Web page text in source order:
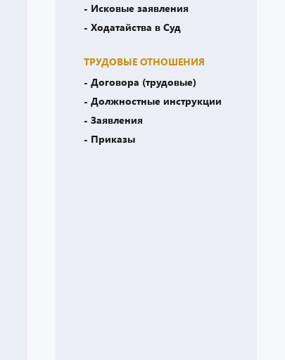
- Исковые заявления
- Ходатайства в Суд
ТРУДОВЫЕ ОТНОШЕНИЯ
- Договора (трудовые)
- Должностные инструкции
- Заявления
- Приказы